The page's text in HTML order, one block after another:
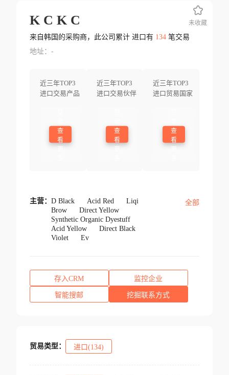
K C K C
来自韩国的采购商，此公司累计 进口有 134笔交易
地址：-
近三年TOP3
进口交易产品
查
看
近三年TOP3
进口交易伙伴
查
看
近三年TOP3
进口贸易国家
查
看
未收藏
主营： D Black Acid Red
Liqi
Brow
Direct Yellow
Synthetic Organic Dyestuff
Acid Yellow
Direct Black
Violet
Ev
全部
存入CRM 监控企业
智能搜邮 挖掘联系方式
贸易类型： 进口(134)